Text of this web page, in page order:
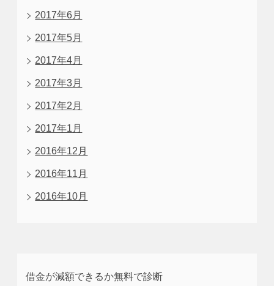
2017年6月
2017年5月
2017年4月
2017年3月
2017年2月
2017年1月
2016年12月
2016年11月
2016年10月
借金が減額できるか無料で診断